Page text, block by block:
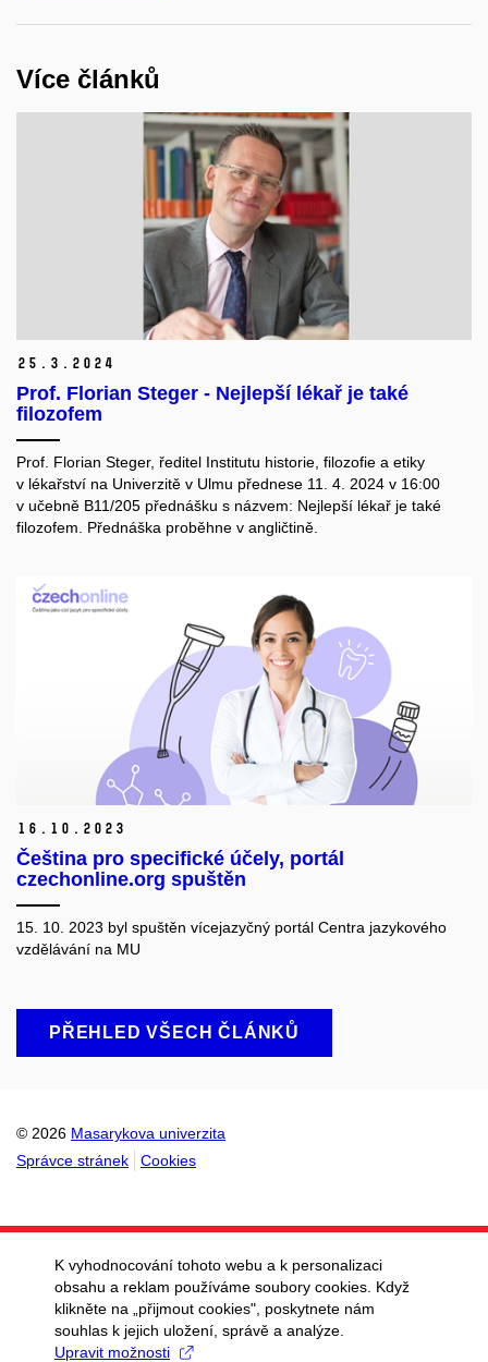
Více článků
25. 3. 2024
Prof. Florian Steger - Nejlepší lékař je také
filozofem
Prof. Florian Steger, ředitel Institutu historie, filozofie a etiky
v lékařství na Univerzitě v Ulmu přednese 11. 4. 2024 v 16:00
v učebně B11/205 přednášku s názvem: Nejlepší lékař je také
filozofem. Přednáška proběhne v angličtině.
16. 10. 2023
Čeština pro specifické účely, portál
czechonline.org spuštěn
15. 10. 2023 byl spuštěn vícejazyčný portál Centra jazykového
vzdělávání na MU
PŘEHLED VŠECH ČLÁNKŮ
© 2026 Masarykova univerzita
Správce stránek
Cookies
K vyhodnocování tohoto webu a k personalizaci
obsahu a reklam používáme soubory cookies. Když
klikněte na „přijmout cookies", poskytnete nám
souhlas k jejich uložení, správě a analýze.
Upravit možnosti